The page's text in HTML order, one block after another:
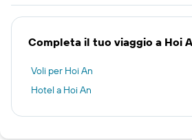
Completa il tuo viaggio a Hoi
Voli per Hoi An
Hotel a Hoi An